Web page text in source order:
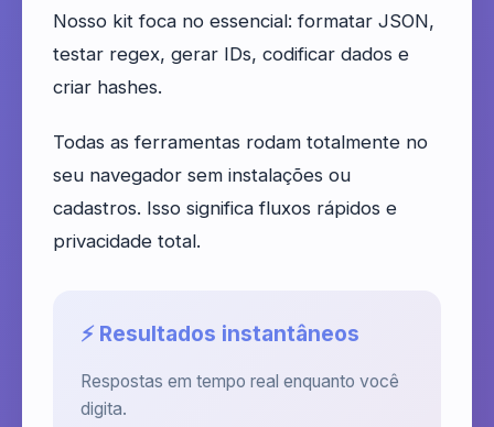
Nosso kit foca no essencial: formatar JSON,
testar regex, gerar IDs, codificar dados e
criar hashes.
Todas as ferramentas rodam totalmente no
seu navegador sem instalações ou
cadastros. Isso significa fluxos rápidos e
privacidade total.
⚡ Resultados instantâneos
Respostas em tempo real enquanto você
digita.